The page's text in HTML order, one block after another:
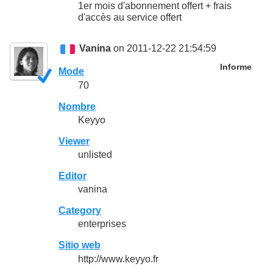
1er mois d'abonnement offert + frais
d'accès au service offert
Vanina on 2011-12-22 21:54:59
Informe
Mode
70
Nombre
Keyyo
Viewer
unlisted
Editor
vanina
Category
enterprises
Sitio web
http://www.keyyo.fr